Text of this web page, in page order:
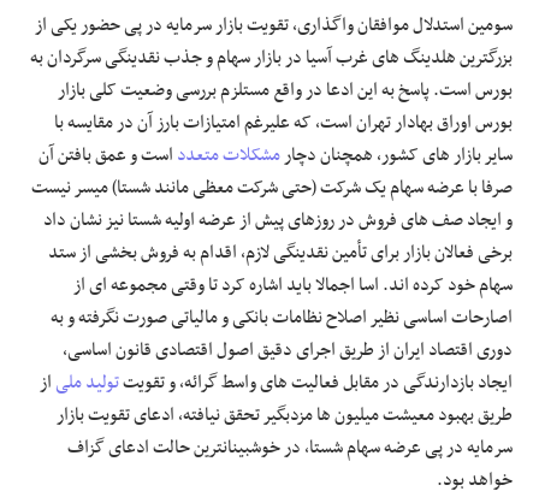
سومین استدلال موافقان واگذاری، تقویت بازار سرمایه در پی حضور یکی از
بزرگترین هلدینگ های غرب آسیا در بازار سهام و جذب نقدینگی سرگردان به
بورس است. پاسخ به این ادعا در واقع مستلزم بررسی وضعیت کلی بازار
بورس اوراق بهادار تهران است، که علیرغم امتیازات بارز آن در مقایسه با
سایر بازار های کشور، همچنان دچارمشکلات متعدداست و عمق بافتن آن
صرفا با عرضه سهام یک شرکت (حتی شرکت معظی مانند شستا) میسر نیست
و ایجاد صف های فروش در روزهای پیش از عرضه اولیه شستا نیز نشان داد
برخی فعالان بازار برای تأمین نقدینگی لازم، اقدام به فروش بخشی از ستد
سهام خود کرده اند. اسا اجمالا باید اشاره کرد تا وقتی مجموعه ای از
اصارحات اساسی نظیر اصلاح نظامات بانکی و مالیاتی صورت نگرفته و به
دوری اقتصاد ایران از طریق اجرای دقیق اصول اقتصادی قانون اساسی،
ایجاد بازدارندگی در مقابل فعالیت های واسط گرائه، و تقویتتولید ملیاز
طریق بهبود معیشت میلیون ها مزدبگیر تحقق نیافته، ادعای تقویت بازار
سرمایه در پی عرضه سهام شستا، در خوشبینانترین حالت ادعای گزاف
خواهد بود.